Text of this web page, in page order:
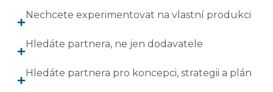
Nechcete experimentovat na vlastní produkci
Hledáte partnera, ne jen dodavatele
Hledáte partnera pro koncepci, strategii a plán